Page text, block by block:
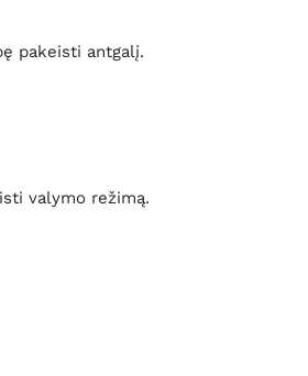
pakeisti antgalį.
valymo režimą.